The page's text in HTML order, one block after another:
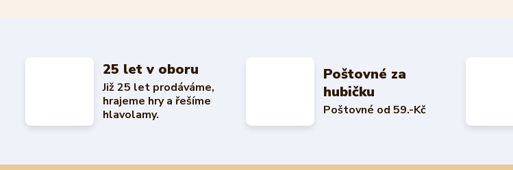
25 let v oboru
Již 25 let prodáváme,
hrajeme hry a řešíme
hlavolamy.
Poštovné za
hubičku
Poštovné od 59.-Kč